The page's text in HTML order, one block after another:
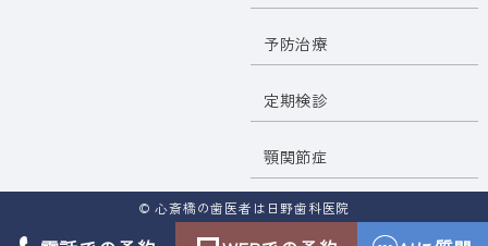
予防治療
定期検診
顎関節症
© 心斎橋の歯医者は日野歯科医院